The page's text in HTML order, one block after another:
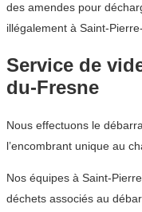
des amendes pour
illégalement à Saint-
Service de
du-Fresne
Nous effectuons le
l’encombrant unique au
Nos équipes à Saint-
déchets associés au